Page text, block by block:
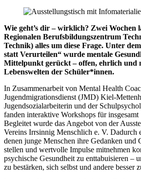
Wie geht’s dir – wirklich? Zwei Wochen
Regionalen Berufsbildungszentrum
Technik) alles um diese Frage. Unter
statt Verurteilen“ wurde mentale
Mittelpunkt gerückt – offen, ehrlich und
Lebenswelten der Schüler*innen.
In Zusammenarbeit von Mental Health
Jugendmigrationsdienst (JMD) Kiel-
Jugendsozialarbeiterin und der
fanden interaktive Workshops für insgesamt
Begleitet wurde das Angebot von der
Vereins Irrsinnig Menschlich e. V. Dadurch
denen junge Menschen ihre Gedanken und
stellen und wertvolle Impulse mitnehmen
psychische Gesundheit zu enttabuisieren –
zu bestärken, sich selbst und andere besser